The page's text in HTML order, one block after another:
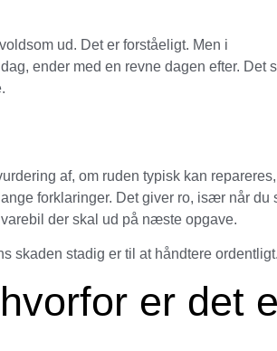
ud. Det er forståeligt. Men i
ender med en revne dagen efter. Det
af, om ruden typisk kan repareres,
forklaringer. Det giver ro, især når du
der skal ud på næste opgave.
skaden stadig er til at håndtere ordentligt.
er det